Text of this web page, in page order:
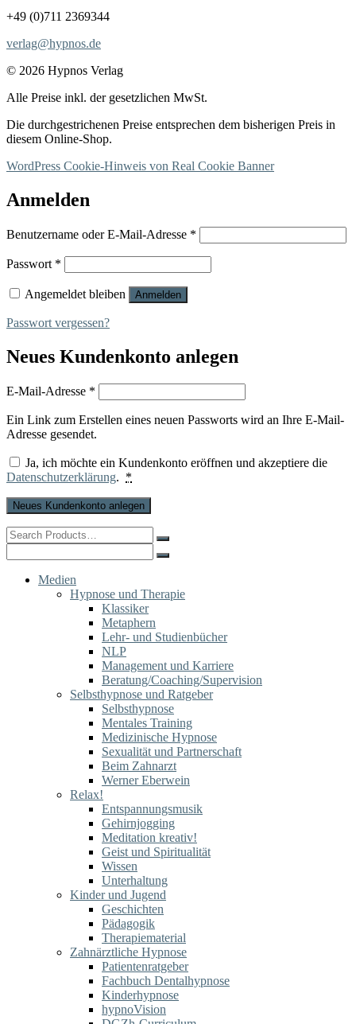
+49 (0)711 2369344
verlag@hypnos.de
© 2026 Hypnos Verlag
Alle Preise inkl. der gesetzlichen MwSt.
Die durchgestrichenen Preise entsprechen dem bisherigen Preis in
diesem Online-Shop.
WordPress Cookie-Hinweis von Real Cookie Banner
Anmelden
Benutzername oder E-Mail-Adresse *
Passwort *
Angemeldet bleiben Anmelden
Passwort vergessen?
Neues Kundenkonto anlegen
E-Mail-Adresse *
Ein Link zum Erstellen eines neuen Passworts wird an Ihre E-Mail-
Adresse gesendet.
Ja, ich möchte ein Kundenkonto eröffnen und akzeptiere die
Datenschutzerklärung. *
Neues Kundenkonto anlegen
Search
for:
for:
Medien
Hypnose und Therapie
Klassiker
Metaphern
Lehr- und Studienbücher
NLP
Management und Karriere
Beratung/Coaching/Supervision
Selbsthypnose und Ratgeber
Selbsthypnose
Mentales Training
Medizinische Hypnose
Sexualität und Partnerschaft
Beim Zahnarzt
Werner Eberwein
Relax!
Entspannungsmusik
Gehirnjogging
Meditation kreativ!
Geist und Spiritualität
Wissen
Unterhaltung
Kinder und Jugend
Geschichten
Pädagogik
Therapiematerial
Zahnärztliche Hypnose
Patientenratgeber
Fachbuch Dentalhypnose
Kinderhypnose
hypnoVision